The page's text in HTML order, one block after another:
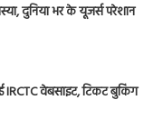
दुनिया भर के यूजर्स परेशान
IRCTC वेबसाइट, टिकट बुकिंग